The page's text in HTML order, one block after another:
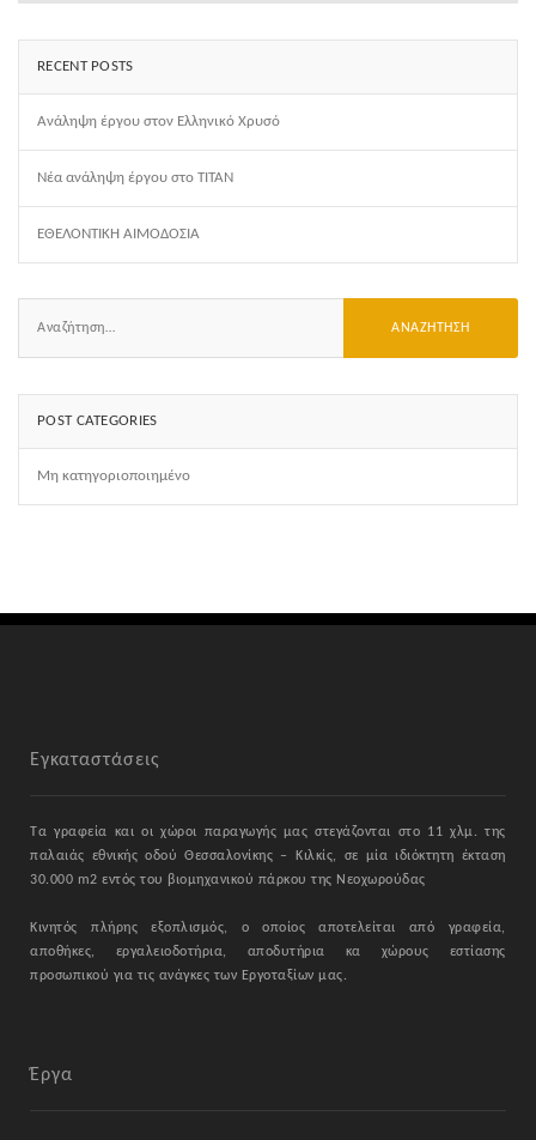
RECENT POSTS
Ανάληψη έργου στον Ελληνικό Χρυσό
Νέα ανάληψη έργου στο ΤΙΤΑΝ
ΕΘΕΛΟΝΤΙΚΗ ΑΙΜΟΔΟΣΙΑ
POST CATEGORIES
Μη κατηγοριοποιημένο
Εγκαταστάσεις
Τα γραφεία και οι χώροι παραγωγής μας στεγάζονται στο 11 χλμ. της
παλαιάς εθνικής οδού Θεσσαλονίκης – Κιλκίς, σε μία ιδιόκτητη έκταση
30.000 m2 εντός του βιομηχανικού πάρκου της Νεοχωρούδας
Κινητός πλήρης εξοπλισμός, ο οποίος αποτελείται από γραφεία,
αποθήκες, εργαλειοδοτήρια, αποδυτήρια κα χώρους εστίασης
προσωπικού για τις ανάγκες των Εργοταξίων μας.
Έργα